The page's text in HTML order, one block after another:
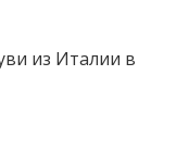
из Италии в